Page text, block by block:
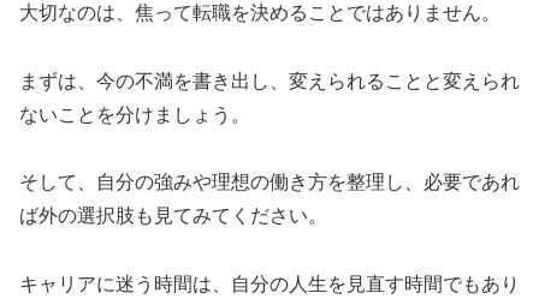
大切なのは、焦って転職を決めることではありません。
まずは、今の不満を書き出し、変えられることと変えられ
ないことを分けましょう。
そして、自分の強みや理想の働き方を整理し、必要であれ
ば外の選択肢も見てみてください。
キャリアに迷う時間は、自分の人生を見直す時間でもあり